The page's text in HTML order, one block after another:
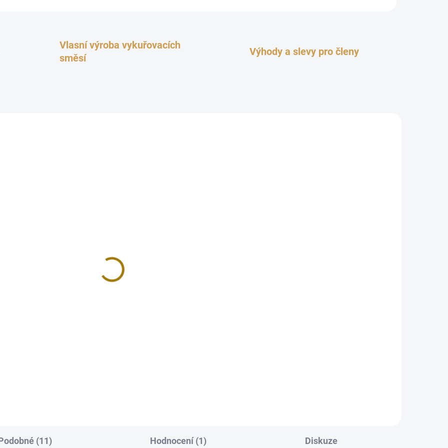
Vlasní výroba vykuřovacích
směsí
Výhody a slevy pro členy
(11) Hodnocení (1) Diskuze